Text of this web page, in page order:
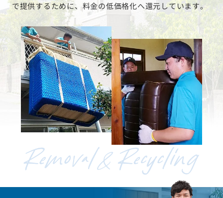
で提供するために、料金の低価格化へ還元しています。